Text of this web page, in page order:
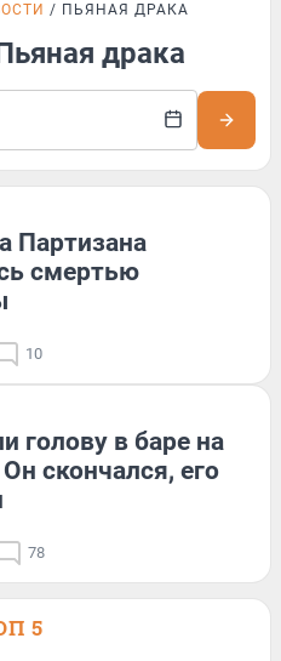
ПЬЯНАЯ ДРАКА
драка
Партизана
смертью
10
голову в баре на
скончался, его
78
5